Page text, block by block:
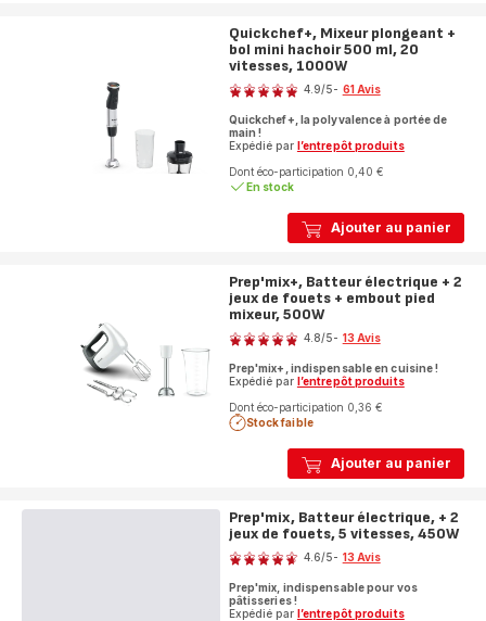
Ajouter au panier
Quickchef+, Mixeur plongeant +
bol mini hachoir 500 ml, 20
vitesses, 1000W
Note
4.9/5- 61 Avis
Quickchef+, la polyvalence à portée de
main !
Expédié par l’entrepôt produits
Dont éco-participation 0,40 €
En stock
Ajouter au panier
Prep'mix+, Batteur électrique + 2
jeux de fouets + embout pied
mixeur, 500W
Note
4.8/5- 13 Avis
Prep'mix+, indispensable en cuisine !
Expédié par l’entrepôt produits
Dont éco-participation 0,36 €
Stock faible
Prep'mix, Batteur électrique, + 2
jeux de fouets, 5 vitesses, 450W
Note
4.6/5- 13 Avis
Prep'mix, indispensable pour vos
pâtisseries !
Expédié par l’entrepôt produits